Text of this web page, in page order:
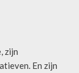
zijn
En zijn